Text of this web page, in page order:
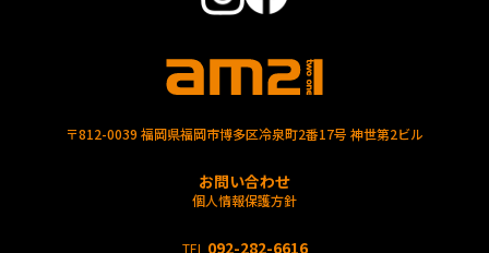
〒812-0039 福岡県福岡市博多区冷泉町2番17号 神世第2ビル
お問い合わせ
個人情報保護方針
TEL 092-282-6616